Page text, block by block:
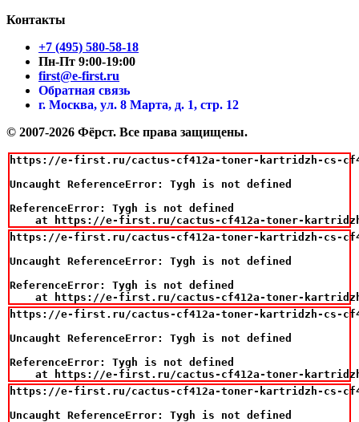
Контакты
+7 (495) 580-58-18
Пн-Пт 9:00-19:00
first@e-first.ru
Обратная связь
г. Москва, ул. 8 Марта, д. 1, стр. 12
© 2007-2026 Фёрст. Все права защищены.
https://e-first.ru/cactus-cf412a-toner-kartridzh-cs-
Uncaught ReferenceError: Tygh is not defined
ReferenceError: Tygh is not defined
at https://e-first.ru/cactus-cf412a-toner-
https://e-first.ru/cactus-cf412a-toner-kartridzh-cs-
Uncaught ReferenceError: Tygh is not defined
ReferenceError: Tygh is not defined
at https://e-first.ru/cactus-cf412a-toner-
https://e-first.ru/cactus-cf412a-toner-kartridzh-cs-
Uncaught ReferenceError: Tygh is not defined
ReferenceError: Tygh is not defined
at https://e-first.ru/cactus-cf412a-toner-
https://e-first.ru/cactus-cf412a-toner-kartridzh-cs-
Uncaught ReferenceError: Tygh is not defined